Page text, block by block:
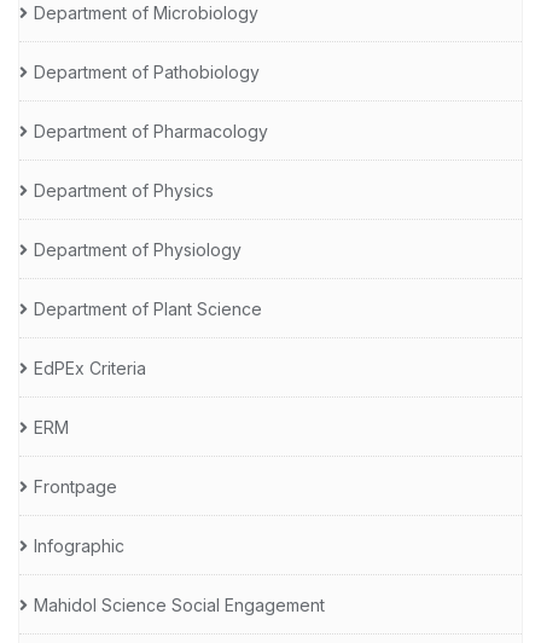
Department of Microbiology
Department of Pathobiology
Department of Pharmacology
Department of Physics
Department of Physiology
Department of Plant Science
EdPEx Criteria
ERM
Frontpage
Infographic
Mahidol Science Social Engagement